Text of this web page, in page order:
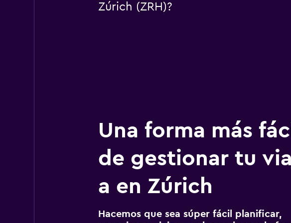
Zúrich (ZRH)?
Una forma más
de gestionar tu
a en Zúrich
Hacemos que sea súper fácil planificar,